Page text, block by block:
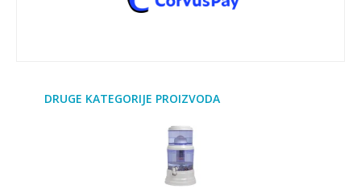
vode
DRUGE KATEGORIJE PROIZVODA